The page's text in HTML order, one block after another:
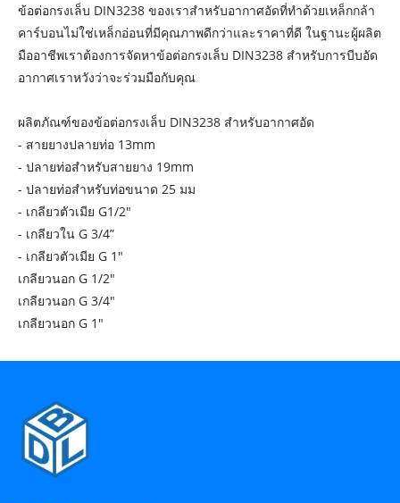
ข้อต่อกรงเล็บ DIN3238 ของเราสำหรับอากาศอัดที่ทำด้วยเหล็กกล้า
คาร์บอนไม่ใช่เหล็กอ่อนที่มีคุณภาพดีกว่าและราคาที่ดี ในฐานะผู้ผลิต
มืออาชีพเราต้องการจัดหาข้อต่อกรงเล็บ DIN3238 สำหรับการบีบอัด
อากาศเราหวังว่าจะร่วมมือกับคุณ
ผลิตภัณฑ์ของข้อต่อกรงเล็บ DIN3238 สำหรับอากาศอัด
- สายยางปลายท่อ 13mm
- ปลายท่อสำหรับสายยาง 19mm
- ปลายท่อสำหรับท่อขนาด 25 มม
- เกลียวตัวเมีย G1/2"
- เกลียวใน G 3/4”
- เกลียวตัวเมีย G 1"
เกลียวนอก G 1/2"
เกลียวนอก G 3/4"
เกลียวนอก G 1"